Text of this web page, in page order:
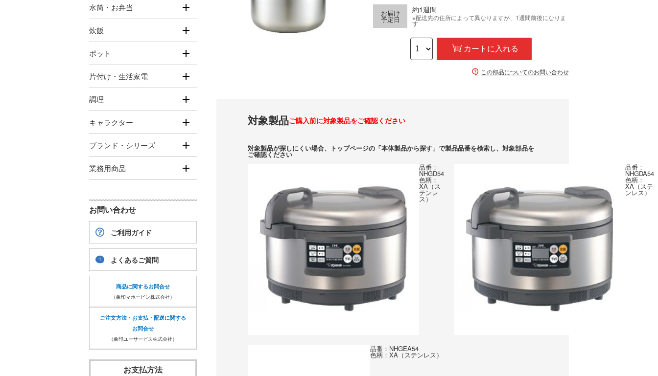
お届け
予定日
約1週間
※配送先の住所によって異なりますが、1週間前後になりま
す
カートに入れる
この部品についてのお問い合わせ
対象製品ご購入前に対象製品をご確認ください
対象製品が探しにくい場合、トップページの「本体製品から探す」で製品品番を検索し、対象部品を
ご確認ください
品番：
NHGD54
色柄：
XA（ス
テンレ
ス）
品番：
NHGDA54
色柄：
XA（ステ
ンレス）
品番：NHGEA54
色柄：XA（ステンレス）
水筒・お弁当
炊飯
ポット
片付け・生活家電
調理
キャラクター
ブランド・シリーズ
業務用商品
お問い合わせ
ご利用ガイド
よくあるご質問
商品に関するお問合せ
（象印マホービン株式会社）
ご注文方法・お支払・配送に関する
お問合せ
（象印ユーサービス株式会社）
お支払方法